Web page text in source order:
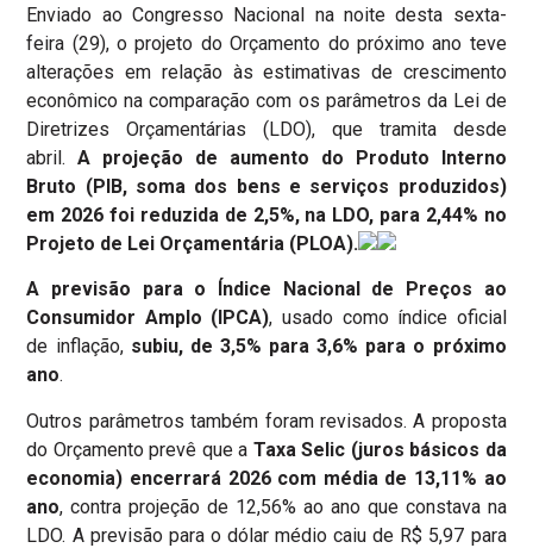
Enviado ao Congresso Nacional na noite desta sexta-
feira (29), o projeto do Orçamento do próximo ano teve
alterações em relação às estimativas de crescimento
econômico na comparação com os parâmetros da Lei de
Diretrizes Orçamentárias (LDO), que tramita desde
abril.A projeção de aumento do Produto Interno
Bruto (PIB, soma dos bens e serviços produzidos)
em 2026 foi reduzida de 2,5%, na LDO, para 2,44% no
Projeto de Lei Orçamentária (PLOA).
A previsão para o Índice Nacional de Preços ao
Consumidor Amplo (IPCA), usado como índice oficial
de inflação, subiu, de 3,5% para 3,6% para o próximo
ano.
Outros parâmetros também foram revisados. A proposta
do Orçamento prevê que a Taxa Selic (juros básicos da
economia) encerrará 2026 com média de 13,11% ao
ano, contra projeção de 12,56% ao ano que constava na
LDO. A previsão para o dólar médio caiu de R$ 5,97 para